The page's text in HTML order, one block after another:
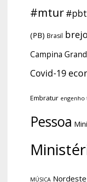
#mtur
(PB) Brasil
Campina
Covid-19
Embratur
Pessoa
MÚSICA Nordeste